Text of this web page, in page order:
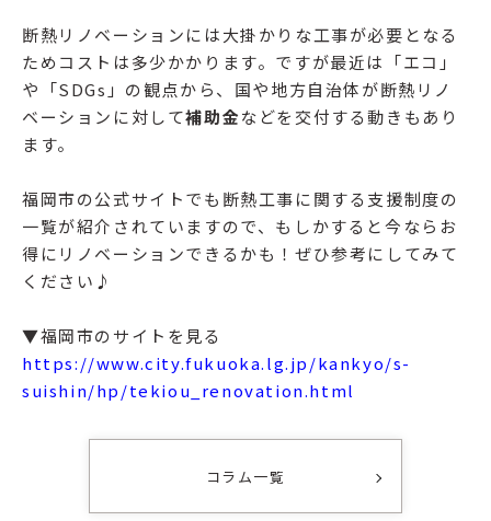
断熱リノベーションには大掛かりな工事が必要となる
ためコストは多少かかります。ですが最近は「エコ」
や「SDGs」の観点から、国や地方自治体が断熱リノ
ベーションに対して補助金などを交付する動きもあり
ます。
福岡市の公式サイトでも断熱工事に関する支援制度の
一覧が紹介されていますので、もしかすると今ならお
得にリノベーションできるかも！ぜひ参考にしてみて
ください♪
▼福岡市のサイトを見る
https://www.city.fukuoka.lg.jp/kankyo/s-
suishin/hp/tekiou_renovation.html
コラム一覧